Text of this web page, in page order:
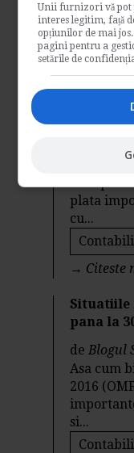
→Citeste
Consiliul
care
plata
cu...
→ Citeste
Situatiile
pana la
deBlogul
Asa cum
2016
si...
Unii furnizori vă pot
interes legitim, față
opțiunilor de mai
pagini pentru a
setările de